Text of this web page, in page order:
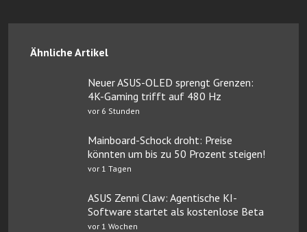
Ähnliche Artikel
Neuer ASUS-OLED sprengt Grenzen:
4K-Gaming trifft auf 480 Hz
vor 6 Stunden
Mainboard-Schock droht: Preise
könnten um bis zu 50 Prozent steigen!
vor 1 Tagen
ASUS Zenni Claw: Agentische KI-
Software startet als kostenlose Beta
vor 1 Wochen